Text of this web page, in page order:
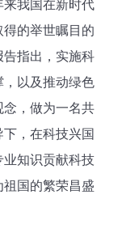
来我国在新时代
的举世瞩目的
告指出，实施科
以及推动绿色
念，做为一名共
，在科技兴国
知识贡献科技
国的繁荣昌盛